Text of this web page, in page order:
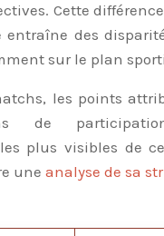
Cette
entraîne des
sur le plan
les points
de
plus visibles de
une analyse de sa